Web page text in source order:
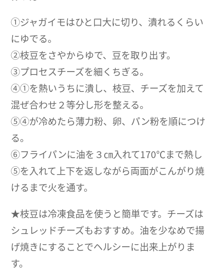
①ジャガイモはひと口大に切り、潰れるくらい
にゆでる。
②枝豆をさやからゆで、豆を取り出す。
③プロセスチーズを細くちぎる。
④①を熱いうちに潰し、枝豆、チーズを加えて
混ぜ合わせ２等分し形を整える。
⑤④が冷めたら薄力粉、卵、パン粉を順につけ
る。
⑥フライパンに油を３㎝入れて170℃まで熱し
⑤を入れて上下を返しながら両面がこんがり焼
けるまで火を通す。
★枝豆は冷凍食品を使うと簡単です。チーズは
シュレッドチーズもおすすめ。油を少なめで揚
げ焼きにすることでヘルシーに出来上がりま
す。